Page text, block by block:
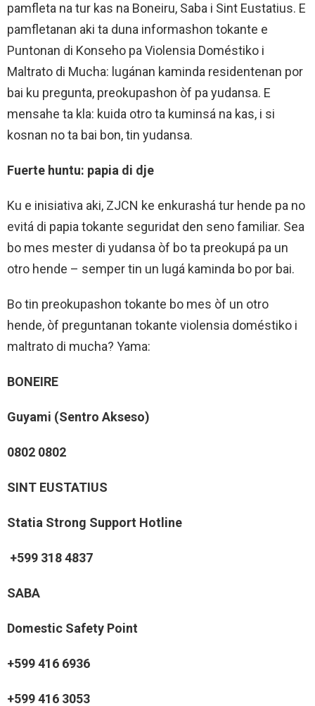
pamfleta na tur kas na Boneiru, Saba i Sint Eustatius. E
pamfletanan aki ta duna informashon tokante e
Puntonan di Konseho pa Violensia Doméstiko i
Maltrato di Mucha: lugánan kaminda residentenan por
bai ku pregunta, preokupashon òf pa yudansa. E
mensahe ta kla: kuida otro ta kuminsá na kas, i si
kosnan no ta bai bon, tin yudansa.
Fuerte huntu: papia di dje
Ku e inisiativa aki, ZJCN ke enkurashá tur hende pa no
evitá di papia tokante seguridat den seno familiar. Sea
bo mes mester di yudansa òf bo ta preokupá pa un
otro hende – semper tin un lugá kaminda bo por bai.
Bo tin preokupashon tokante bo mes òf un otro
hende, òf preguntanan tokante violensia doméstiko i
maltrato di mucha? Yama:
BONEIRE
Guyami (Sentro Akseso)
0802 0802
SINT EUSTATIUS
Statia Strong Support Hotline
+599 318 4837
SABA
Domestic Safety Point
+599 416 6936
+599 416 3053